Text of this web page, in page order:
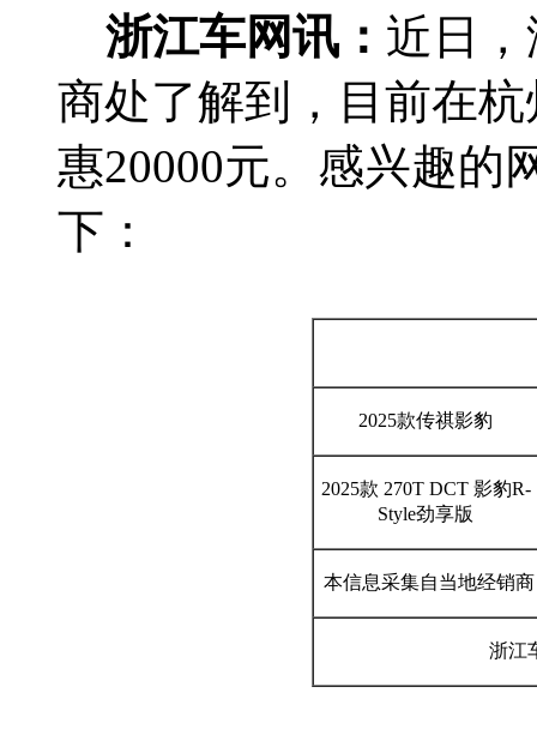
浙江车网讯： 近日
商处了解到，目前在
惠20000元。感兴趣的
下：
2025款传祺影豹
2025款 270T DCT 影豹R-
Style劲享版
本信息采集自当地经销
浙江